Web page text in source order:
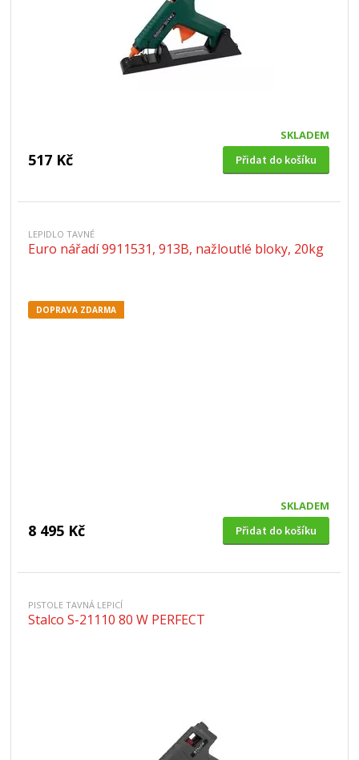
SKLADEM
517 Kč Přidat do košíku
LEPIDLO TAVNÉ
Euro nářadí 9911531, 913B, nažloutlé bloky, 20kg
DOPRAVA ZDARMA
SKLADEM
8 495 Kč Přidat do košíku
PISTOLE TAVNÁ LEPICÍ
Stalco S-21110 80 W PERFECT